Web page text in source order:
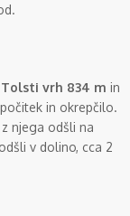
Tolsti vrh 834 m in
in okrepčilo.
njega odšli na
odšli v dolino, cca 2